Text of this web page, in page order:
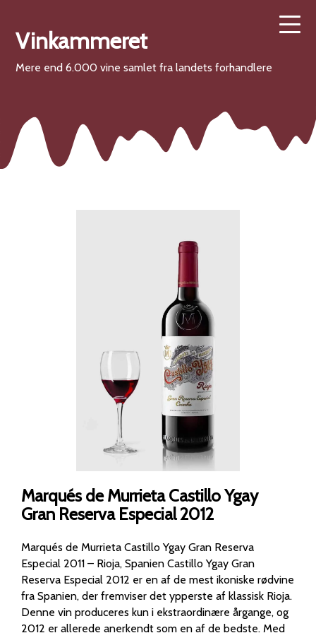
Vinkammeret
Mere end 6.000 vine samlet fra landets forhandlere
Marqués de Murrieta Castillo Ygay
Gran Reserva Especial 2012
Marqués de Murrieta Castillo Ygay Gran Reserva
Especial 2011 – Rioja, Spanien Castillo Ygay Gran
Reserva Especial 2012 er en af de mest ikoniske rødvine
fra Spanien, der fremviser det ypperste af klassisk Rioja.
Denne vin produceres kun i ekstraordinære årgange, og
2012 er allerede anerkendt som en af de bedste. Med